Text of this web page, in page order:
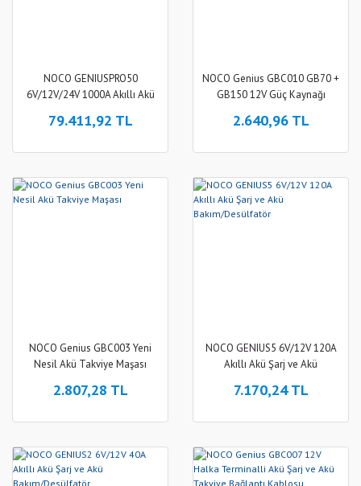
NOCO GENIUSPRO50
6V/12V/24V 1000A Akıllı Akü
Bakım/Desülfatör/Power
79.411,92 TL
NOCO Genius GBC010 GB70 +
GB150 12V Güç Kaynağı
2.640,96 TL
NOCO Genius GBC003 Yeni
Nesil Akü Takviye Maşası
2.807,28 TL
NOCO GENIUS5 6V/12V 120A
Akıllı Akü Şarj ve Akü
7.170,24 TL